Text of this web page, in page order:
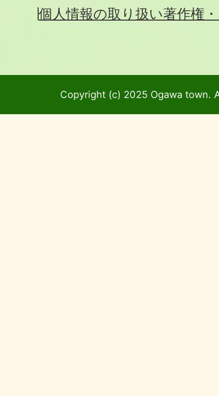
個人情報の取り扱い著作権
Copyright (c) 2025 Ogawa town.